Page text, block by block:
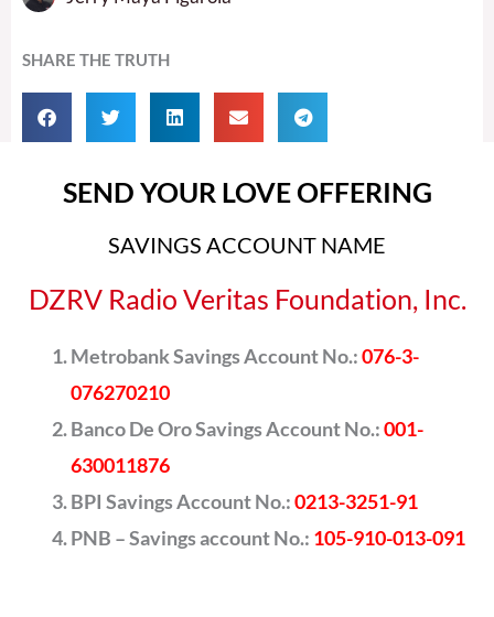
SHARE THE TRUTH
SEND YOUR LOVE OFFERING
SAVINGS ACCOUNT NAME
DZRV Radio Veritas Foundation, Inc.
Metrobank Savings Account No.:076-3-
076270210
Banco De Oro Savings Account No.:001-
630011876
BPI Savings Account No.:0213-3251-91
PNB – Savings account No.: 105-910-013-091